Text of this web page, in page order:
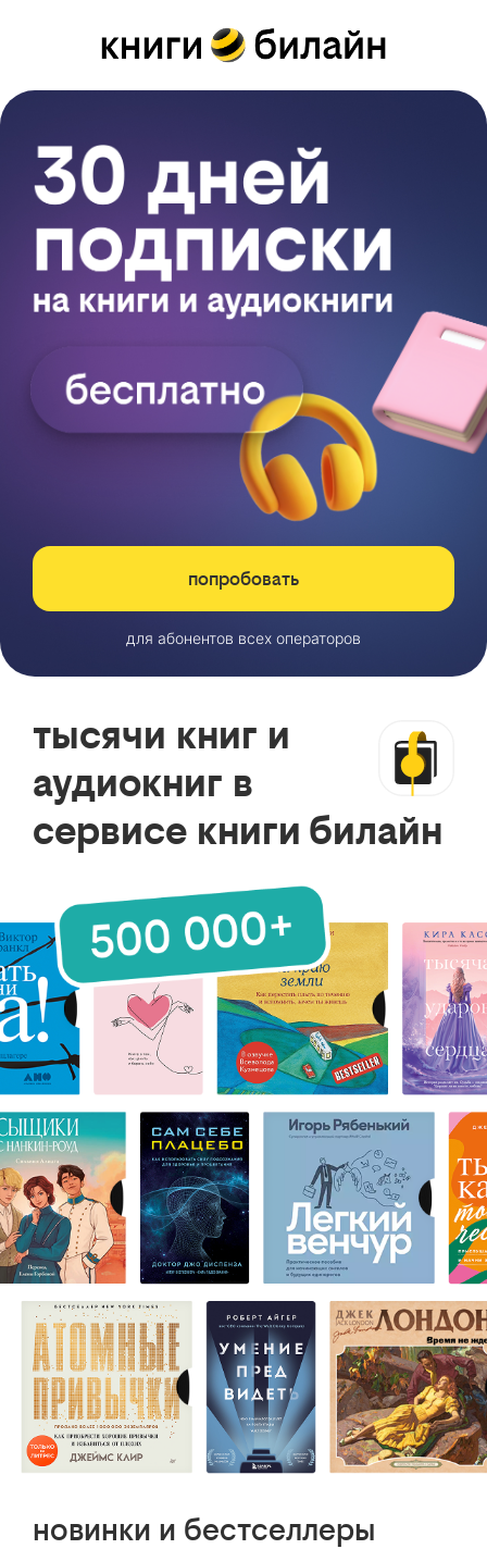
попробовать
для абонентов всех операторов
тысячи книг и
аудиокниг в
сервисе книги билайн
новинки и бестселлеры